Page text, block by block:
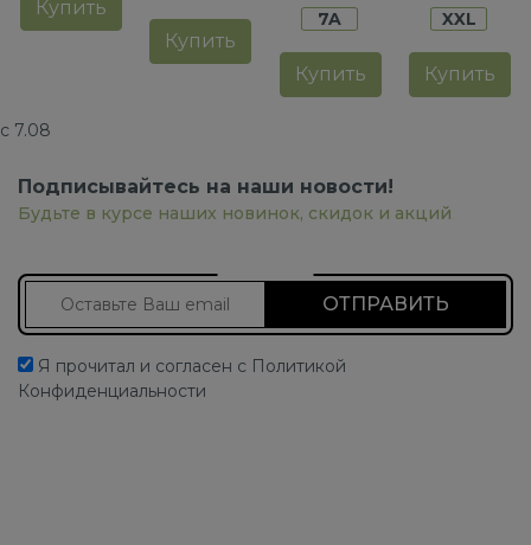
Купить
Купить
7A
Купить
XXL
Купить
с 7.08
Подписывайтесь на наши новости!
Будьте в курсе наших новинок, скидок и акций
Я прочитал и согласен с Политикой
Конфиденциальности